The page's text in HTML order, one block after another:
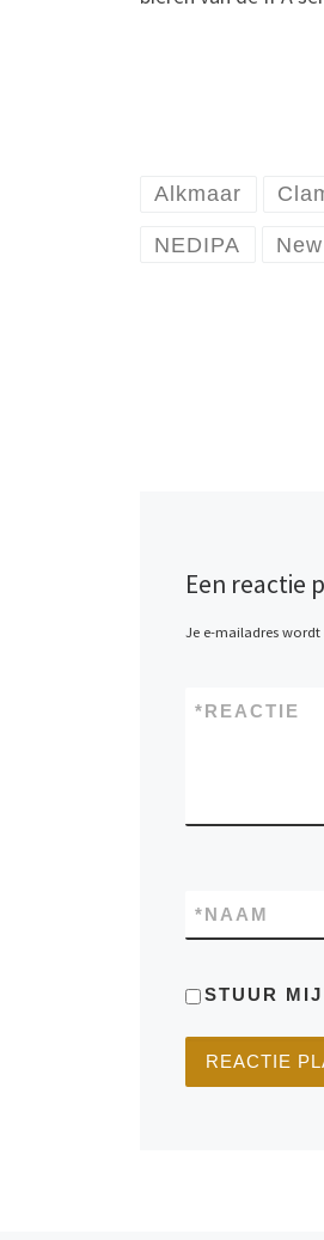
Alkmaar
NEDIPA
Een reactie
Je e-mailadres
REACTIE
*
NAAM
*
STUUR